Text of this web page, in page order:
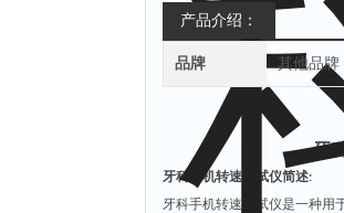
产品介绍：
品牌 其他品牌
牙
牙科手机转速测试仪简述:
牙科手机转速测试仪是一种用